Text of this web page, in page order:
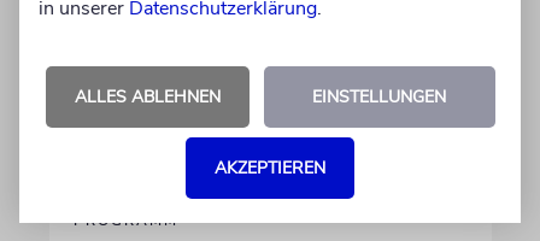
PROGRAMM
in unserer Datenschutzerklärung.
ALLES ABLEHNEN EINSTELLUNGEN
AKZEPTIEREN